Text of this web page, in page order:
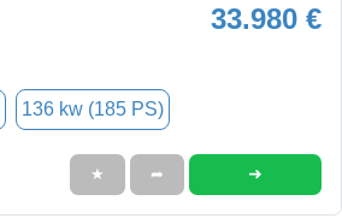
33.980 €
136 kw (185 PS)
★ ➦ ➜